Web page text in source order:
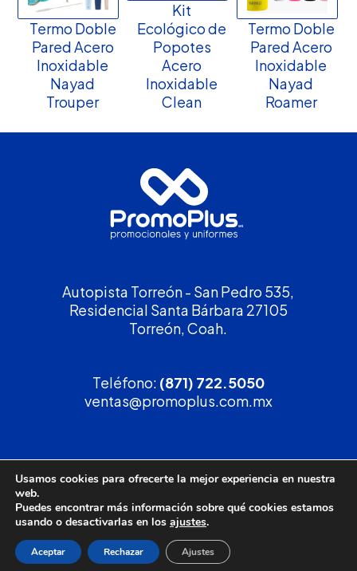
Termo Doble
Pared Acero
Inoxidable
Nayad
Trouper
Kit
Ecológico de
Popotes
Acero
Inoxidable
Clean
Termo Doble
Pared Acero
Inoxidable
Nayad
Roamer
Autopista Torreón - San Pedro 535,
Residencial Santa Bárbara 27105
Torreón, Coah.
Teléfono: (871) 722.5050
ventas@promoplus.com.mx
¡Solicita tucotización!
(800) 90 PROMO
Política de privacidad
Usamos cookies para ofrecerte la mejor experiencia en nuestra
web.
Puedes encontrar más información sobre qué cookies estamos
usando o desactivarlas en los ajustes.
Aceptar Rechazar Ajustes